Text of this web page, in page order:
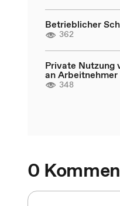
Betrieblicher
362
Private Nutzung
an Arbeitnehmer
348
0